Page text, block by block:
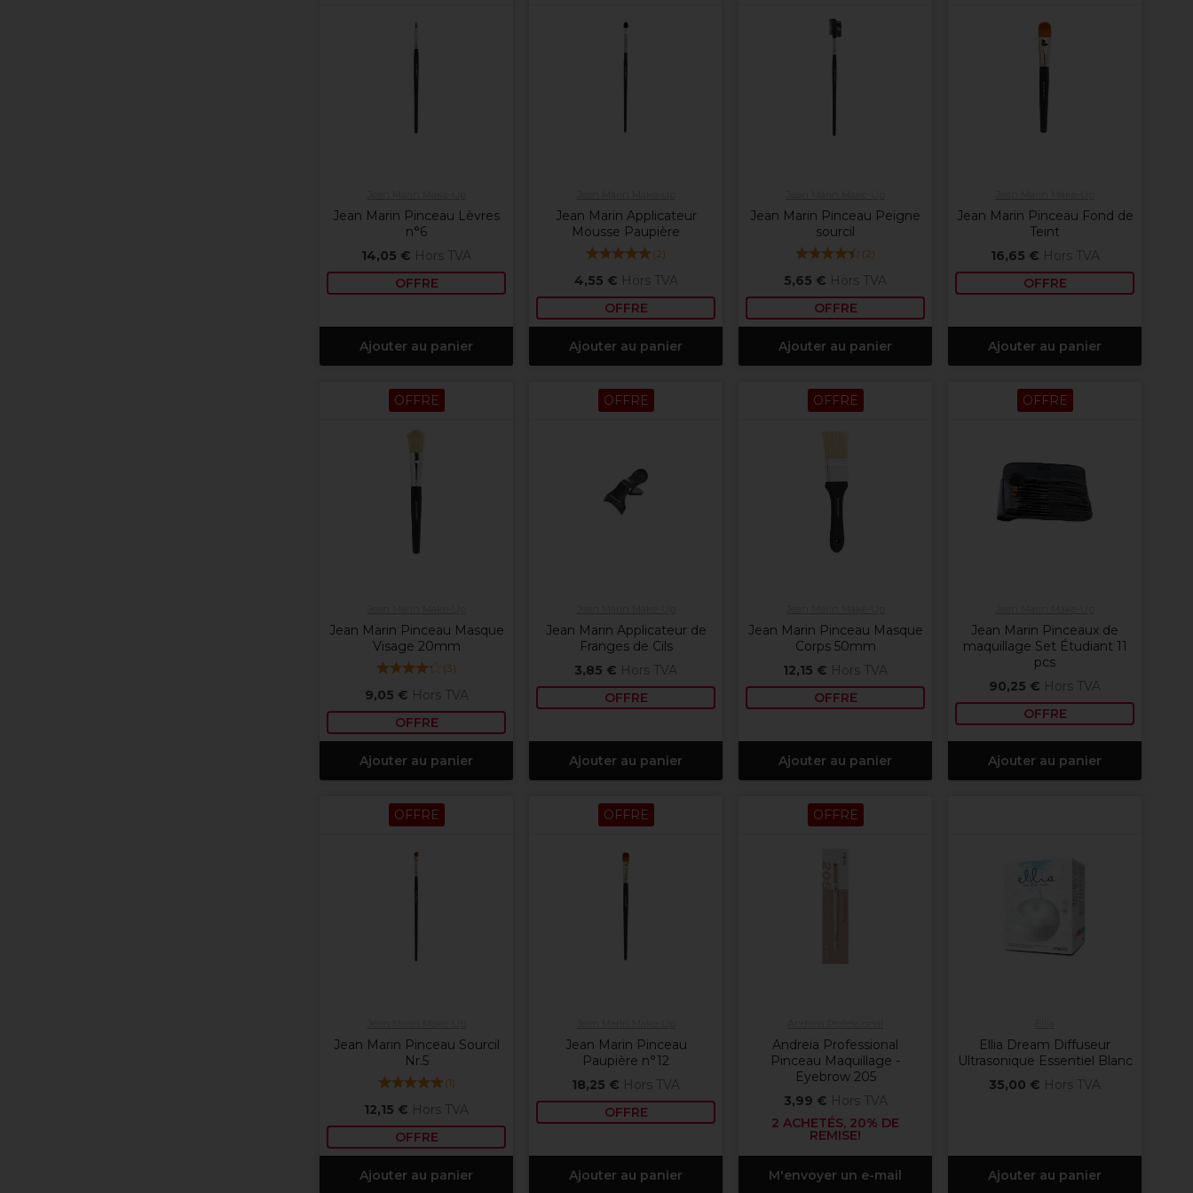
Jean Marin Pinceau Lèvres
n°6
14,05 € Hors TVA
OFFRE
Ajouter au panier
Jean Marin Applicateur
Mousse Paupière
(2)
4,55 € Hors TVA
OFFRE
Ajouter au panier
Jean Marin Pinceau Peigne
sourcil
(2)
5,65 € Hors TVA
OFFRE
Ajouter au panier
Jean Marin Pinceau Fond de
Teint
16,65 € Hors TVA
OFFRE
Ajouter au panier
OFFRE
Jean Marin Pinceau Masque
Visage 20mm
(3)
9,05 € Hors TVA
OFFRE
Ajouter au panier
OFFRE
Jean Marin Applicateur de
Franges de Cils
3,85 € Hors TVA
OFFRE
Ajouter au panier
OFFRE
Jean Marin Pinceau Masque
Corps 50mm
12,15 € Hors TVA
OFFRE
Ajouter au panier
OFFRE
Jean Marin Pinceaux de
maquillage Set Étudiant 11
pcs
90,25 € Hors TVA
OFFRE
Ajouter au panier
OFFRE
Jean Marin Pinceau Sourcil
Nr.5
(1)
12,15 € Hors TVA
OFFRE
Ajouter au panier
OFFRE
Jean Marin Pinceau
Paupière n°12
18,25 € Hors TVA
OFFRE
Ajouter au panier
OFFRE
Andreia Professional
Pinceau Maquillage -
Eyebrow 205
3,99 € Hors TVA
2 ACHETÉS, 20% DE
REMISE!
M'envoyer un e-mail
Ellia Dream Diffuseur
Ultrasonique Essentiel Blanc
35,00 € Hors TVA
Ajouter au panier